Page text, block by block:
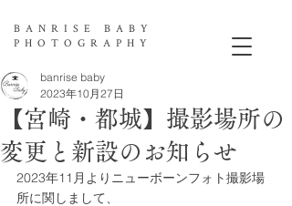
BANRISE BABY
PHOTOGRAPHY
【宮崎・都城】撮影場所の
変更と新設のお知らせ
banrise baby
2023年10月27日
2023年11月よりニューボーンフォト撮影場
所に関しまして、